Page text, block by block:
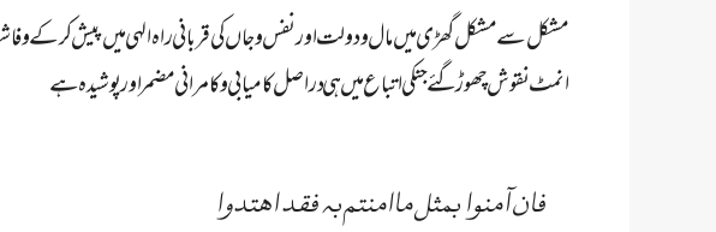
مشکل سے مشکل گھڑی میں مال و دولت اور نفس و جاں کی قربانی راہ الہی میں پیش کر کے
انمٹ نقوش چھوڑ گئے جنکی اتباع میں ہی دراصل کامیابی و کامرانی مضمر اور پوشیدہ ہے
فان آمنوا بمثل ماامنتم بہ فقد اھتدوا